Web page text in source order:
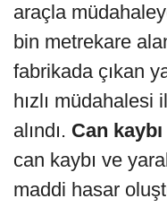
araçla
bin metrekare
fabrikada çıkan
hızlı müdahalesi
alındı. Can
can kaybı ve
maddi hasar